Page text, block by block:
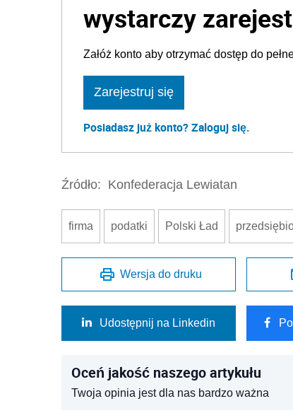
wystarczy
Załóż konto aby otrzymać dostęp do
Zarejestruj się
Posiadasz już konto? Zaloguj się.
Źródło: Konfederacja Lewiatan
firma podatki Polski Ład
Wersja do druku
Udostępnij na Linkedin
Oceń jakość naszego artykułu
Twoja opinia jest dla nas bardzo ważna